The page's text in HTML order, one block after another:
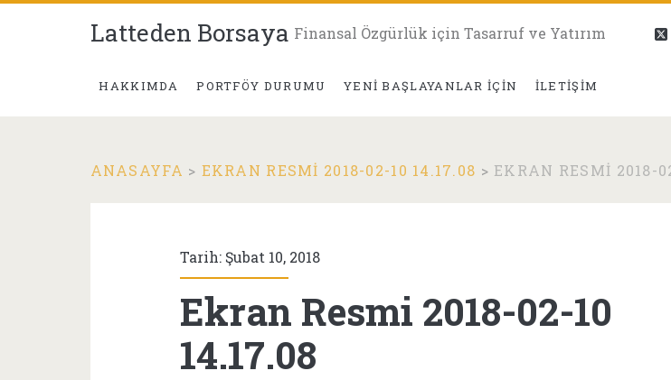
Latteden Borsaya Finansal Özgürlük için Tasarruf ve Yatırım
HAKKIMDA PORTFÖY DURUMU YENI BAŞLAYANLAR İÇIN İLETIŞIM
ANASAYFA > EKRAN RESMI 2018-02-10 14.17.08 > EKRAN RESMI 2018-
Tarih: Şubat 10, 2018
Ekran Resmi 2018-02-10
14.17.08